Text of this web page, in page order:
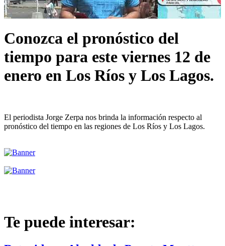
Conozca el pronóstico del
tiempo para este viernes 12 de
enero en Los Ríos y Los Lagos.
El periodista Jorge Zerpa nos brinda la información respecto al
pronóstico del tiempo en las regiones de Los Ríos y Los Lagos.
Te puede interesar: